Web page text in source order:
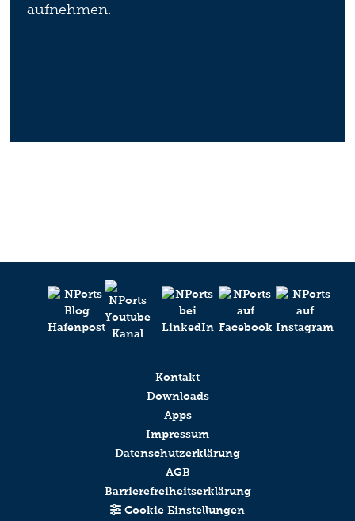
aufnehmen.
Kontakt
Downloads
Apps
Impressum
Datenschutzerklärung
AGB
Barrierefreiheitserklärung
Cookie Einstellungen